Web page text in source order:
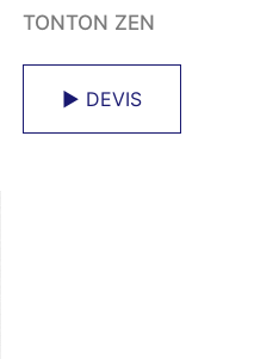
TONTON ZEN
► DEVIS